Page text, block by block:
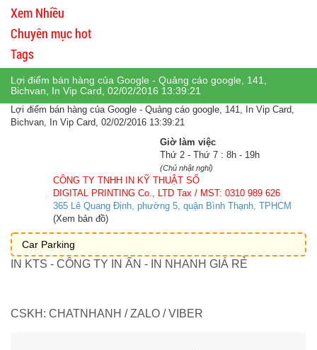
Xem Nhiều
Chuyên mục hot
Tags
Lợi điểm bán hàng của Google - Quảng cáo google, 141,
Bichvan, In Vip Card, 02/02/2016 13:39:21
Lợi điểm bán hàng của Google - Quảng cáo google, 141, In Vip Card,
Bichvan, In Vip Card, 02/02/2016 13:39:21
Giờ làm việc
Thứ 2 - Thứ 7 : 8h - 19h
(Chủ nhật nghỉ)
CÔNG TY TNHH IN KỸ THUẬT SỐ
DIGITAL PRINTING Co., LTD Tax / MST: 0310 989 626
365 Lê Quang Định, phường 5, quận Bình Thạnh, TPHCM
(Xem bản đồ)
Car Parking
IN KTS - CÔNG TY IN ẤN - IN NHANH GIÁ RẺ
CSKH: CHATNHANH / ZALO / VIBER